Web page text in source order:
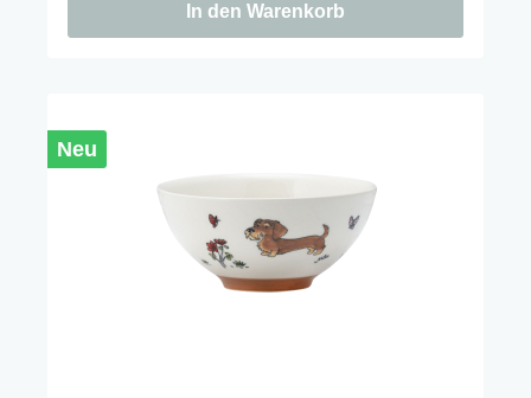
In den Warenkorb
Neu